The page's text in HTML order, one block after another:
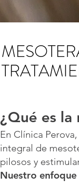
¿Qué es
En Clínica
integral de
pilosos y
Nuestro